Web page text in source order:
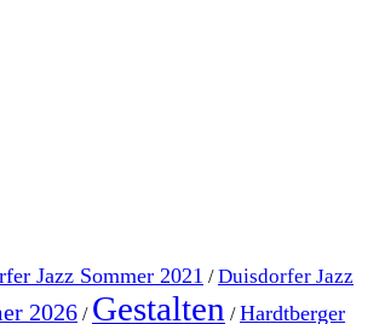
Jazz Sommer 2021 /Duisdorfer Jazz
2026 / Gestalten /Hardtberger